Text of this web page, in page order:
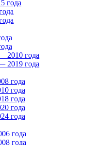
года
2010 года
2019 года
года
года
года
года
года
года
года